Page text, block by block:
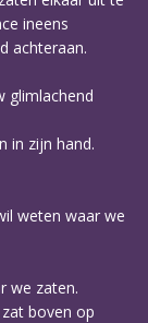
ineens
achteraan.
glimlachend
in zijn hand.
weten waar we
we zaten.
boven op